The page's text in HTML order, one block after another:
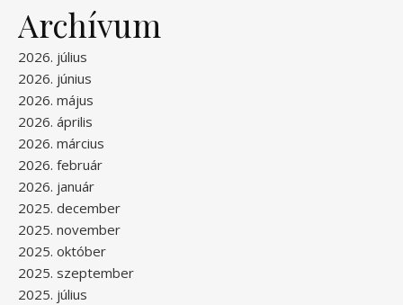
Archívum
2026. július
2026. június
2026. május
2026. április
2026. március
2026. február
2026. január
2025. december
2025. november
2025. október
2025. szeptember
2025. július